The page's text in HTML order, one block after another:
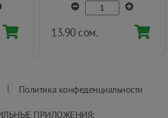
13.90 сом.
| Политика конфеденциальности
ПРИЛОЖЕНИЯ: